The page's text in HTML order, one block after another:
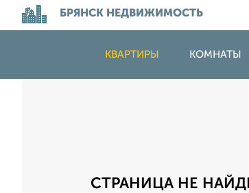
БРЯНСК НЕДВИЖИМОСТЬ
КВАРТИРЫ КОМНАТЫ
СТРАНИЦА НЕ